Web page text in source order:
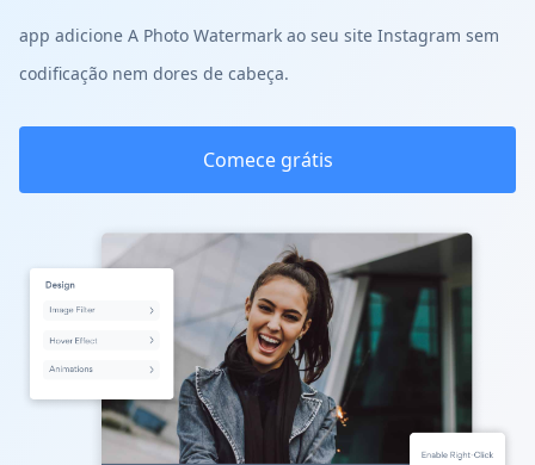
app adicione A Photo Watermark ao seu site Instagram sem
codificação nem dores de cabeça.
Comece grátis